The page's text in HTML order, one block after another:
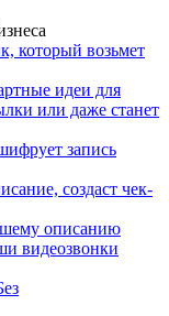
который возьмет
идеи для
или даже станет
запись
создаст чек-
описанию
видеозвонки